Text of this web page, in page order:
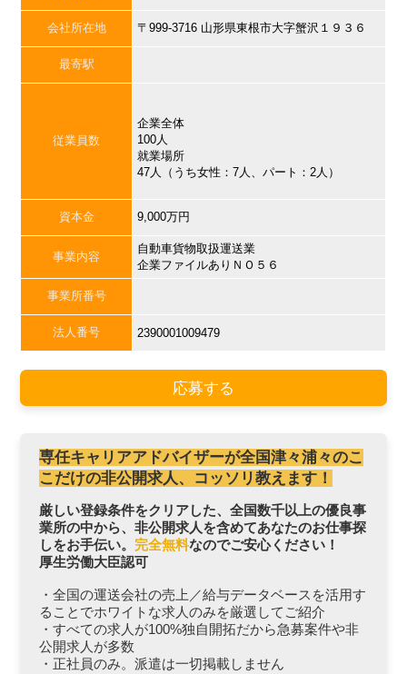
会社所在地 〒999-3716 山形県東根市大字蟹沢１９３６
最寄駅
従業員数
企業全体
100人
就業場所
47人（うち女性：7人、パート：2人）
資本金 9,000万円
事業内容
自動車貨物取扱運送業
企業ファイルありＮＯ５６
事業所番号
法人番号 2390001009479
応募する
専任キャリアアドバイザーが全国津々浦々のこ
こだけの非公開求人、コッソリ教えます！
厳しい登録条件をクリアした、全国数千以上の優良事
業所の中から、非公開求人を含めてあなたのお仕事探
しをお手伝い。 完全無料なのでご安心ください！
厚生労働大臣認可
・全国の運送会社の売上／給与データベースを活用す
ることでホワイトな求人のみを厳選してご紹介
・すべての求人が100%独自開拓だから急募案件や非
公開求人が多数
・正社員のみ。派遣は一切掲載しません